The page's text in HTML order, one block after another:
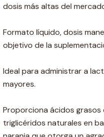
dosis más altas del
Formato líquido, dosis
objetivo de la
Ideal para administrar a
mayores.
Proporciona ácidos grasos
triglicéridos naturales en